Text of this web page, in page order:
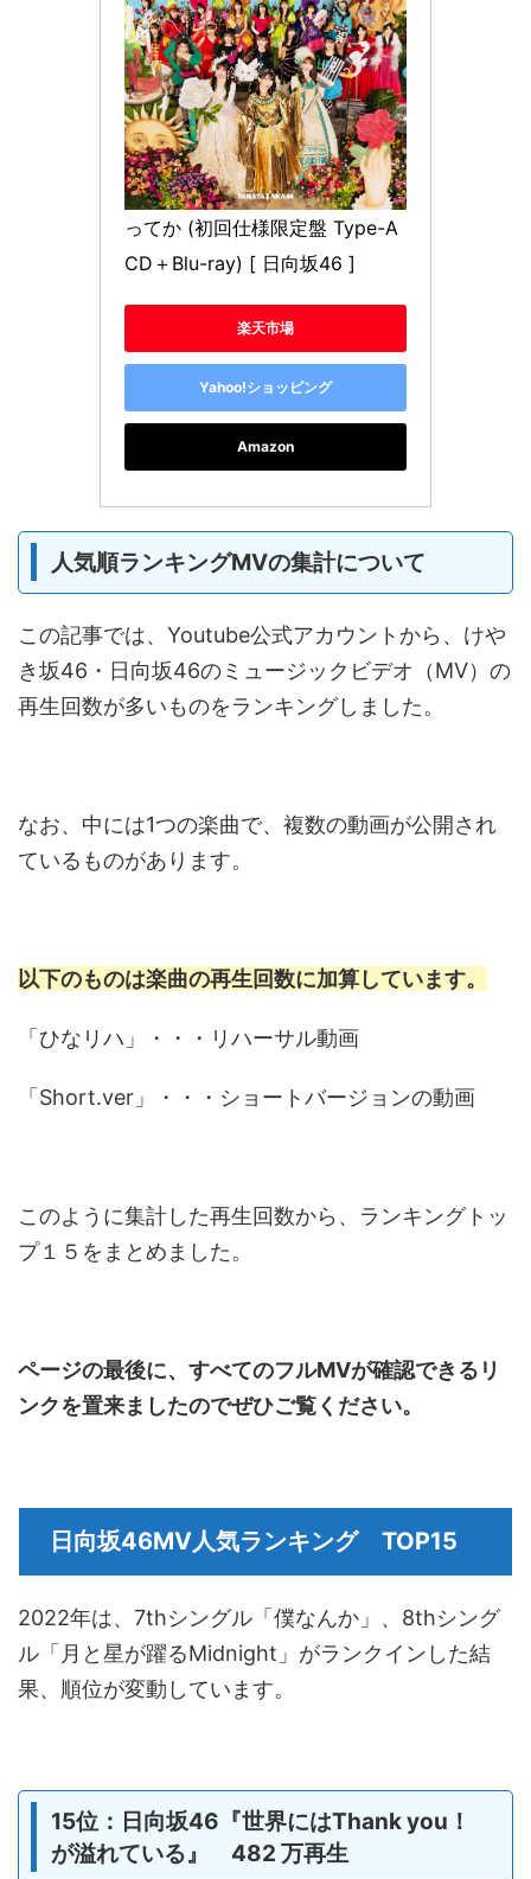
ってか (初回仕様限定盤 Type-A
CD＋Blu-ray) [ 日向坂46 ]
楽天市場
Yahoo!ショッピング
Amazon
人気順ランキングMVの集計について
この記事では、Youtube公式アカウントから、けや
き坂46・日向坂46のミュージックビデオ（MV）の
再生回数が多いものをランキングしました。
なお、中には1つの楽曲で、複数の動画が公開され
ているものがあります。
以下のものは楽曲の再生回数に加算しています。
「ひなリハ」・・・リハーサル動画
「Short.ver」・・・ショートバージョンの動画
このように集計した再生回数から、ランキングトッ
プ１５をまとめました。
ページの最後に、すべてのフルMVが確認できるリ
ンクを置来ましたのでぜひご覧ください。
日向坂46MV人気ランキング TOP15
2022年は、7thシングル「僕なんか」、8thシング
ル「月と星が躍るMidnight」がランクインした結
果、順位が変動しています。
15位：日向坂46『世界にはThank you！
が溢れている』 482 万再生